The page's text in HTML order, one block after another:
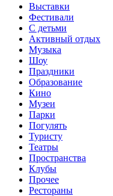
Выставки
Фестивали
С детьми
Активный отдых
Музыка
Шоу
Праздники
Образование
Кино
Музеи
Парки
Погулять
Туристу
Театры
Пространства
Клубы
Прочее
Рестораны